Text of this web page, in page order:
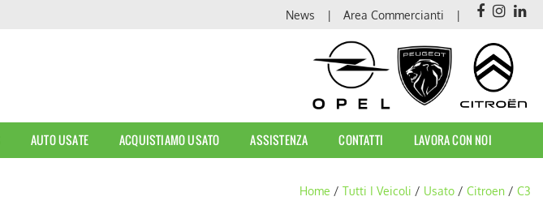
News Area Commercianti
AUTO USATE ACQUISTIAMO USATO ASSISTENZA CONTATTI LAVORA CON NOI
Home / Tutti I Veicoli / Usato / Citroen / C3